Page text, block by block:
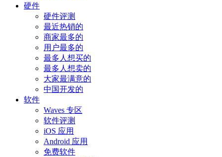
硬件
硬件评测
最近热销的
商家最多的
用户最多的
最多人想买的
最多人想卖的
大家最满意的
中国开发的
软件
Waves 专区
软件评测
iOS 应用
Android 应用
免费软件